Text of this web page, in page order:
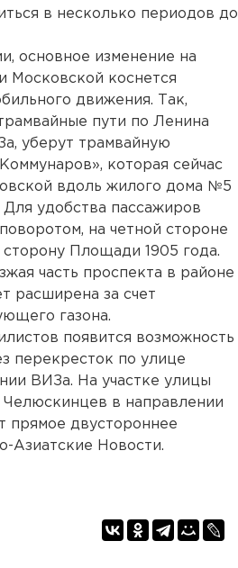
в несколько периодов до
основное изменение на
Московской коснется
движения. Так,
пути по Ленина
уберут трамвайную
которая сейчас
вдоль жилого дома №5
удобства пассажиров
на четной стороне
Площади 1905 года.
часть проспекта в районе
расширена за счет
газона.
появится возможность
перекресток по улице
ВИЗа. На участке улицы
в направлении
прямое двустороннее
Азиатские Новости.